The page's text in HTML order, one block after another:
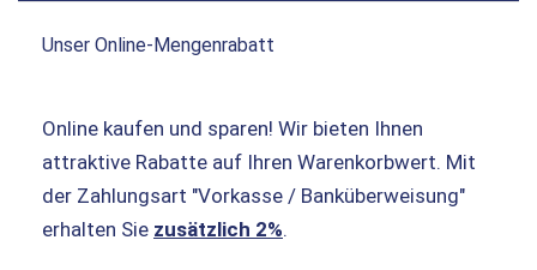
Unser Online-Mengenrabatt
Online kaufen und sparen! Wir bieten Ihnen
attraktive Rabatte auf Ihren Warenkorbwert. Mit
der Zahlungsart "Vorkasse / Banküberweisung"
erhalten Sie zusätzlich 2%.